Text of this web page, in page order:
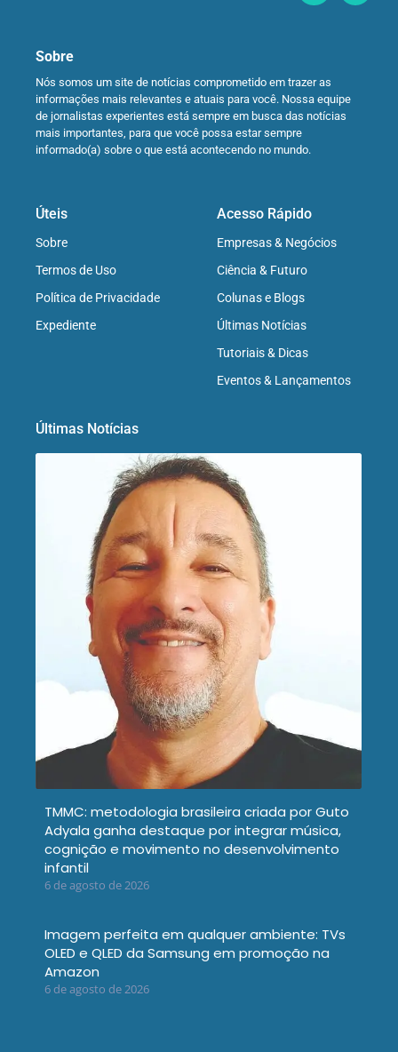
Sobre
Nós somos um site de notícias comprometido em trazer as
informações mais relevantes e atuais para você. Nossa equipe
de jornalistas experientes está sempre em busca das notícias
mais importantes, para que você possa estar sempre
informado(a) sobre o que está acontecendo no mundo.
Úteis
Sobre
Termos de Uso
Política de Privacidade
Expediente
Acesso Rápido
Empresas & Negócios
Ciência & Futuro
Colunas e Blogs
Últimas Notícias
Tutoriais & Dicas
Eventos & Lançamentos
Últimas Notícias
TMMC: metodologia brasileira criada por Guto
Adyala ganha destaque por integrar música,
cognição e movimento no desenvolvimento
infantil
6 de agosto de 2026
Imagem perfeita em qualquer ambiente: TVs
OLED e QLED da Samsung em promoção na
Amazon
6 de agosto de 2026